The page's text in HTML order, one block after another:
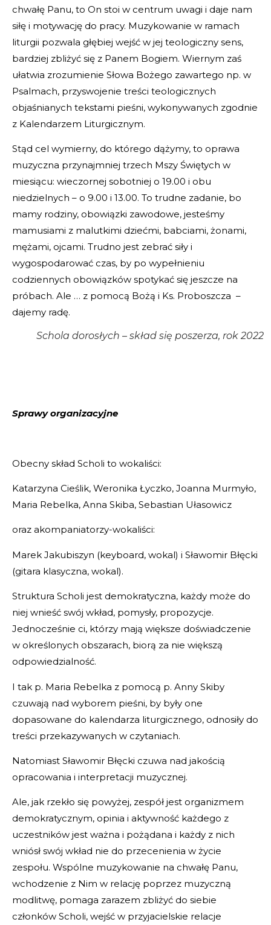
chwałę Panu, to On stoi w centrum uwagi i daje nam
siłę i motywację do pracy. Muzykowanie w ramach
liturgii pozwala głębiej wejść w jej teologiczny sens,
bardziej zbliżyć się z Panem Bogiem. Wiernym zaś
ułatwia zrozumienie Słowa Bożego zawartego np. w
Psalmach, przyswojenie treści teologicznych
objaśnianych tekstami pieśni, wykonywanych zgodnie
z Kalendarzem Liturgicznym.
Stąd cel wymierny, do którego dążymy, to oprawa
muzyczna przynajmniej trzech Mszy Świętych w
miesiącu: wieczornej sobotniej o 19.00 i obu
niedzielnych – o 9.00 i 13.00. To trudne zadanie, bo
mamy rodziny, obowiązki zawodowe, jesteśmy
mamusiami z malutkimi dziećmi, babciami, żonami,
mężami, ojcami. Trudno jest zebrać siły i
wygospodarować czas, by po wypełnieniu
codziennych obowiązków spotykać się jeszcze na
próbach. Ale … z pomocą Bożą i Ks. Proboszcza –
dajemy radę.
Schola dorosłych – skład się poszerza, rok 2022
Sprawy organizacyjne
Obecny skład Scholi to wokaliści:
Katarzyna Cieślik, Weronika Łyczko, Joanna Murmyło,
Maria Rebelka, Anna Skiba, Sebastian Ułasowicz
oraz akompaniatorzy-wokaliści:
Marek Jakubiszyn (keyboard, wokal) i Sławomir Błęcki
(gitara klasyczna, wokal).
Struktura Scholi jest demokratyczna, każdy może do
niej wnieść swój wkład, pomysły, propozycje.
Jednocześnie ci, którzy mają większe doświadczenie
w określonych obszarach, biorą za nie większą
odpowiedzialność.
I tak p. Maria Rebelka z pomocą p. Anny Skiby
czuwają nad wyborem pieśni, by były one
dopasowane do kalendarza liturgicznego, odnosiły do
treści przekazywanych w czytaniach.
Natomiast Sławomir Błęcki czuwa nad jakością
opracowania i interpretacji muzycznej.
Ale, jak rzekło się powyżej, zespół jest organizmem
demokratycznym, opinia i aktywność każdego z
uczestników jest ważna i pożądana i każdy z nich
wniósł swój wkład nie do przecenienia w życie
zespołu. Wspólne muzykowanie na chwałę Panu,
wchodzenie z Nim w relację poprzez muzyczną
modlitwę, pomaga zarazem zbliżyć do siebie
członków Scholi, wejść w przyjacielskie relacje